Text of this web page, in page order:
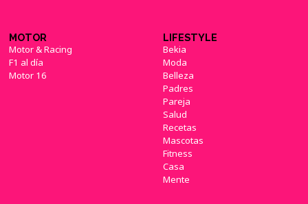
MOTOR
Motor & Racing
F1 al día
Motor 16
LIFESTYLE
Bekia
Moda
Belleza
Padres
Pareja
Salud
Recetas
Mascotas
Fitness
Casa
Mente